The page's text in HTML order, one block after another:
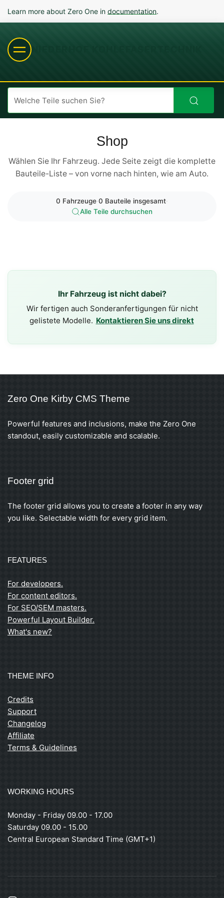
Learn more about Zero One in documentation.
Shop
Wählen Sie Ihr Fahrzeug. Jede Seite zeigt die komplette
Bauteile-Liste – von vorne nach hinten, wie am Auto.
0 Fahrzeuge·0 Bauteile insgesamt·
Alle Teile durchsuchen
Ihr Fahrzeug ist nicht dabei?
Wir fertigen auch Sonderanfertigungen für nicht
gelistete Modelle. Kontaktieren Sie uns direkt
Zero One Kirby CMS Theme
Powerful features and inclusions, make the Zero One
standout, easily customizable and scalable.
Footer grid
The footer grid allows you to create a footer in any way
you like. Selectable width for every grid item.
FEATURES
For developers.
For content editors.
For SEO/SEM masters.
Powerful Layout Builder.
What's new?
THEME INFO
Credits
Support
Changelog
Affiliate
Terms & Guidelines
WORKING HOURS
Monday - Friday 09.00 - 17.00
Saturday 09.00 - 15.00
Central European Standard Time (GMT+1)